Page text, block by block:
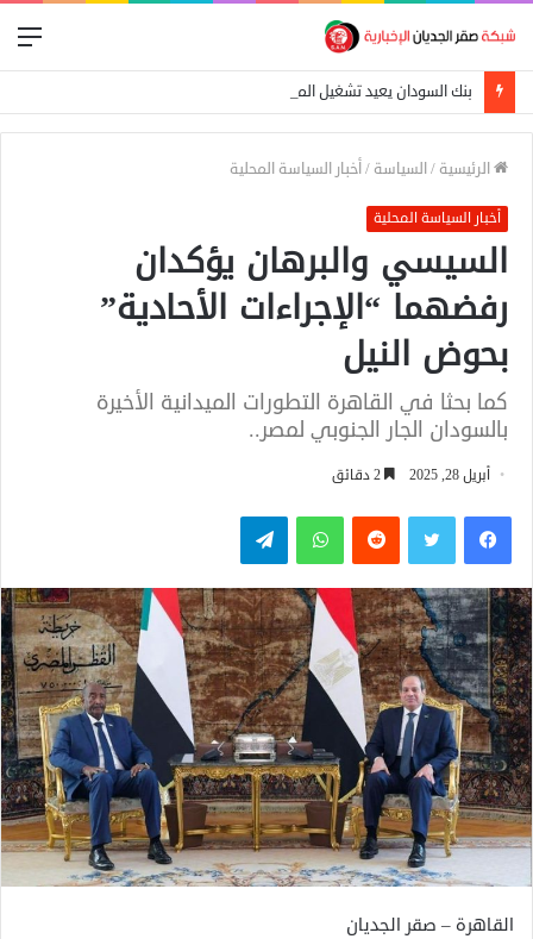
بنك السودان يعيد تشغيل المحول القومي للدفع الإلكتروني
الرئيسية /السياسة /أخبار السياسة المحلية
أخبار السياسة المحلية
السيسي والبرهان يؤكدان
رفضهما “الإجراءات الأحادية”
بحوض النيل
كما بحثا في القاهرة التطورات الميدانية الأخيرة
بالسودان الجار الجنوبي لمصر..
أبريل 28, 2025
فيسبوكتويتر واتساب تيلقرام
القاهرة – صقر الجديان